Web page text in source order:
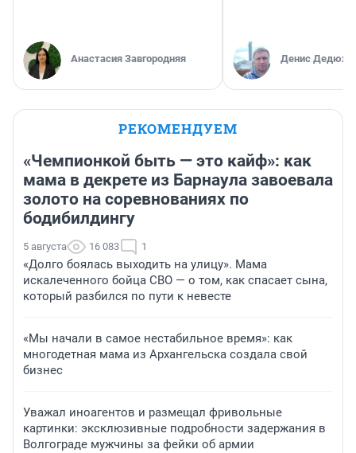
Анастасия Завгородняя Денис
РЕКОМЕНДУЕМ
«Чемпионкой быть — это кайф»: как
мама в декрете из Барнаула завоевала
золото на соревнованиях по
бодибилдингу
5 августа 16 083 1
«Долго боялась выходить на улицу». Мама
искалеченного бойца СВО — о том, как спасает сына,
который разбился по пути к невесте
«Мы начали в самое нестабильное время»: как
многодетная мама из Архангельска создала свой
бизнес
Уважал иноагентов и размещал фривольные
картинки: эксклюзивные подробности задержания в
Волгограде мужчины за фейки об армии